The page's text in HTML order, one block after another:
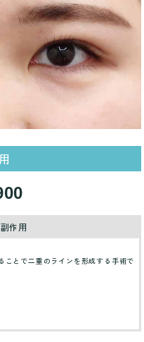
作用
ことで二重のラインを形成する手術で